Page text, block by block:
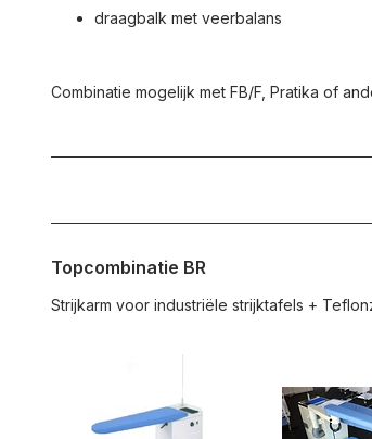
draagbalk met veerbalans
Combinatie mogelijk met FB/F, Pratika of
Topcombinatie BR
Strijkarm voor industriële strijktafels +